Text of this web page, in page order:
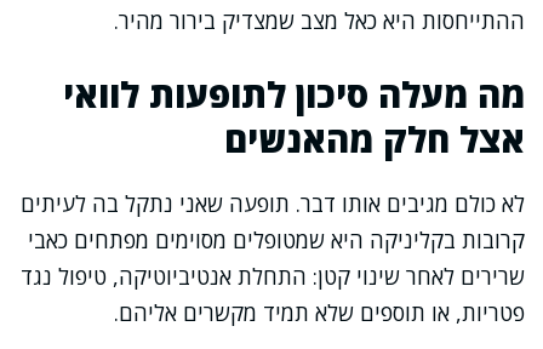
ההתייחסות היא כאל מצב שמצדיק בירור מהיר.
מה מעלה סיכון לתופעות לוואי
אצל חלק מהאנשים
לא כולם מגיבים אותו דבר. תופעה שאני נתקל בה לעיתים
קרובות בקליניקה היא שמטופלים מסוימים מפתחים כאבי
שרירים לאחר שינוי קטן: התחלת אנטיביוטיקה, טיפול נגד
פטריות, או תוספים שלא תמיד מקשרים אליהם.